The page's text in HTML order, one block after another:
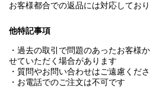
お客様都合での返品には対応しており
他特記事項
・過去の取引で問題のあったお客様
せていただく場合があります
・質問やお問い合わせはご遠慮くだ
・お電話でのご注文は不可です